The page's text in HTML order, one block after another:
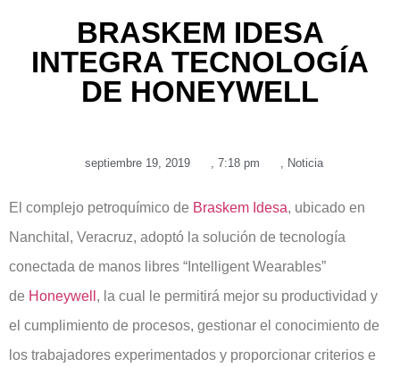
BRASKEM IDESA
INTEGRA TECNOLOGÍA
DE HONEYWELL
septiembre 19, 2019 , 7:18 pm , Noticia
El complejo petroquímico de Braskem Idesa, ubicado en
Nanchital, Veracruz, adoptó la solución de tecnología
conectada de manos libres “Intelligent Wearables”
de Honeywell , la cual le permitirá mejor su productividad y
el cumplimiento de procesos, gestionar el conocimiento de
los trabajadores experimentados y proporcionar criterios e